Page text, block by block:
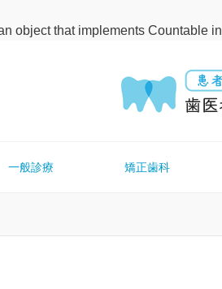
object that implements Countable in
一般診療 矯正歯科